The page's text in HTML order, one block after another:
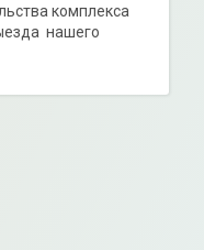
комплекса
нашего